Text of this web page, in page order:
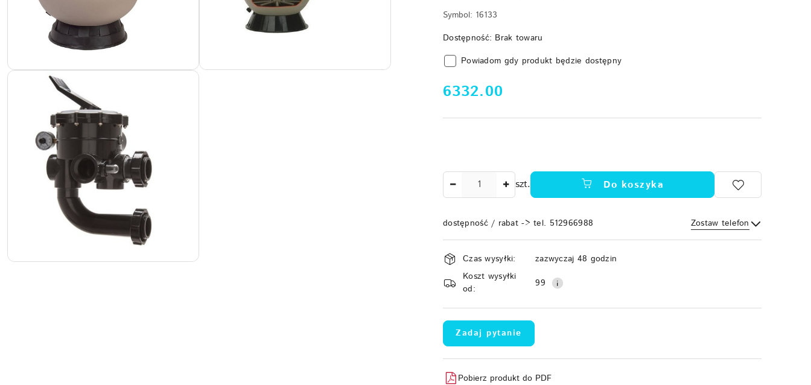
Symbol: 16133
Dostępność: Brak towaru
Powiadom gdy produkt będzie dostępny
cena:
6332.00
szt. Do koszyka
dostępność / rabat -> tel. 512966988 Zostaw telefon
Wyślij
Dostępność
i
dostawa
Czas wysyłki:
zazwyczaj 48 godzin
Koszt wysyłki
od:
99
Zadaj pytanie
Pobierz produkt do PDF